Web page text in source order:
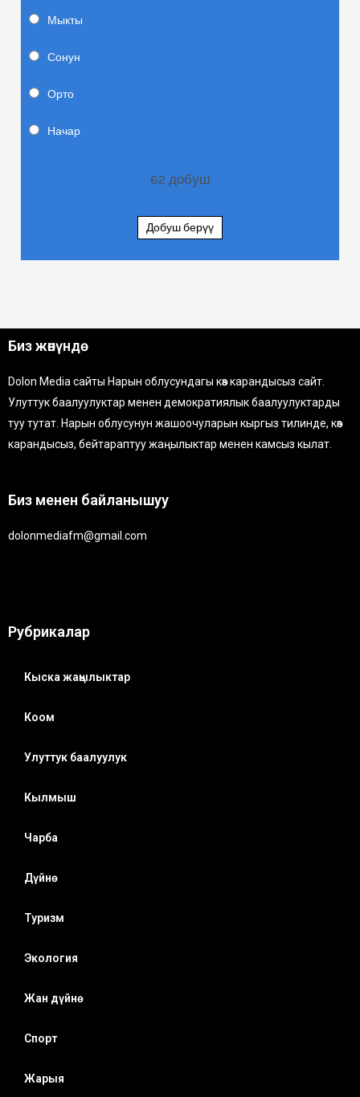
Мыкты
Сонун
Орто
Начар
62 добуш
Добуш берүү
Биз жөнүндө
Dolon Media сайты Нарын облусундагы көз карандысыз сайт.
Улуттук баалуулуктар менен демократиялык баалуулуктарды
туу тутат. Нарын облусунун жашоочуларын кыргыз тилинде, көз
карандысыз, бейтараптуу жаңылыктар менен камсыз кылат.
Биз менен байланышуу
dolonmediafm@gmail.com
Рубрикалар
Кыска жаңылыктар
Коом
Улуттук баалуулук
Кылмыш
Чарба
Дүйнө
Туризм
Экология
Жан дүйнө
Спорт
Жарыя